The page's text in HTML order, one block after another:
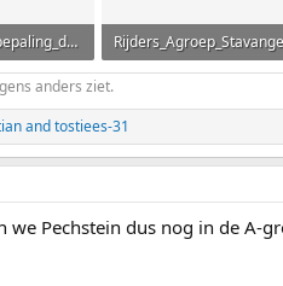
WorldCup_Agroep_bepaling_definitief.pdf
23
410,9 KB · Weergaven:
anders ziet.
andtostiees-31
we Pechstein dus nog in de A-